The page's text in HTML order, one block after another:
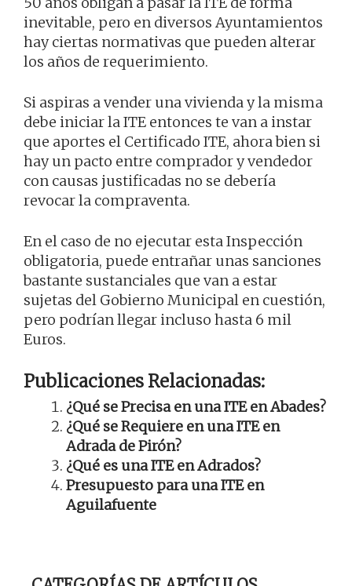
inevitable, pero en diversos Ayuntamientos
hay ciertas normativas que pueden alterar
los años de requerimiento.
Si aspiras a vender una vivienda y la misma
debe iniciar la ITE entonces te van a instar
que aportes el Certificado ITE, ahora bien si
hay un pacto entre comprador y vendedor
con causas justificadas no se debería
revocar la compraventa.
En el caso de no ejecutar esta Inspección
obligatoria, puede entrañar unas sanciones
bastante sustanciales que van a estar
sujetas del Gobierno Municipal en cuestión,
pero podrían llegar incluso hasta 6 mil
Euros.
Publicaciones Relacionadas:
¿Qué se Precisa en una ITE en Abades?
¿Qué se Requiere en una ITE en
Adrada de Pirón?
¿Qué es una ITE en Adrados?
Presupuesto para una ITE en
Aguilafuente